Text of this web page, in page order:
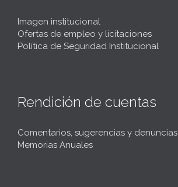
Imagen institucional
Ofertas de empleo y licitaciones
Política de Seguridad Institucional
Rendición de cuentas
Comentarios, sugerencias y denuncias
Memorias Anuales